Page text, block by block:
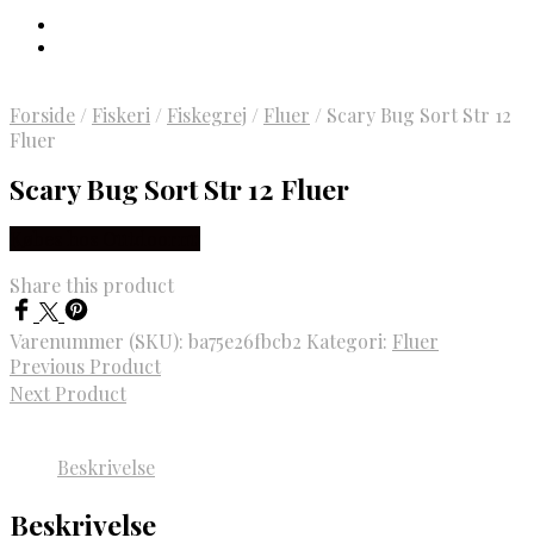
Forside / Fiskeri / Fiskegrej / Fluer / Scary Bug Sort Str 12
Fluer
Scary Bug Sort Str 12 Fluer
Share this product
Varenummer (SKU): ba75e26fbcb2 Kategori: Fluer
Previous Product
Next Product
Beskrivelse
Beskrivelse